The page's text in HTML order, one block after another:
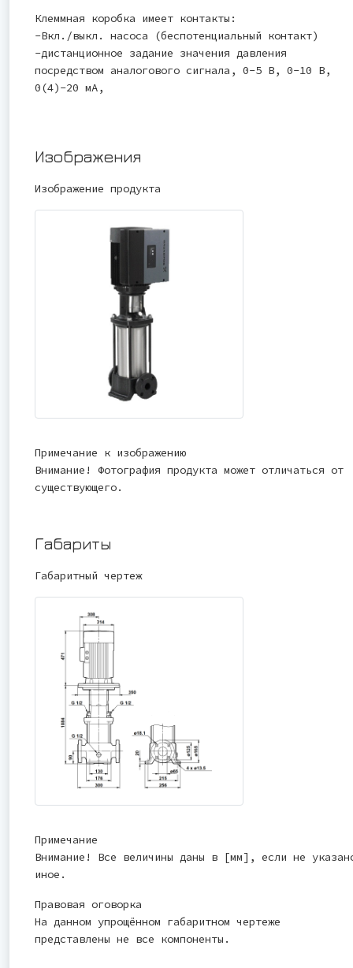
Клеммная коробка имеет контакты:
-Вкл./выкл. насоса (беспотенциальный контакт)
-дистанционное задание значения давления
посредством аналогового сигнала, 0-5 В, 0-10 В,
0(4)-20 мА,
Изображения
Изображение продукта
Примечание к изображению
Внимание! Фотография продукта может отличаться от
существующего.
Габариты
Габаритный чертеж
Примечание
Внимание! Все величины даны в [мм], если не
иное.
Правовая оговорка
На данном упрощённом габаритном чертеже
представлены не все компоненты.